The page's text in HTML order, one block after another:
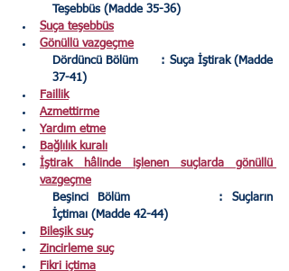
Teşebbüs (Madde 35-36)
Suça teşebbüs
Gönüllü vazgeçme
Dördüncü Bölüm	: Suça İştirak (Madde
37-41)
Faillik
Azmettirme
Yardım etme
Bağlılık kuralı
İştirak hâlinde işlenen suçlarda gönüllü
vazgeçme
Beşinci Bölüm
: Suçların
İçtimaı (Madde 42-44)
Bileşik suç
Zincirleme suç
Fikri içtima